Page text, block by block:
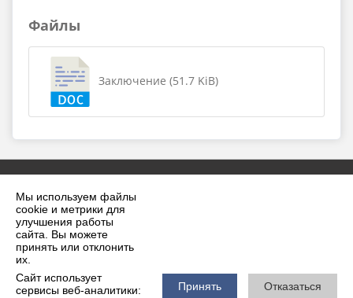
Мы используем файлы
cookie и метрики для
улучшения работы
сайта. Вы можете
принять или отклонить
их.
Сайт использует
сервисы веб-аналитики:
Принять Отказаться
Файлы
Заключение (51.7 KiB)
2026 г. krilovskaya.ru
Вход
Карта сайта
Политика обработки персональных данных